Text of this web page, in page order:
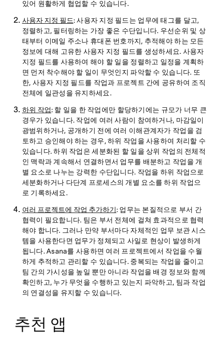
있어 원활하게 협업할 수 있습니다.
사용자 지정 필드: 사용자 지정 필드는 업무에 태그를 달고,
정렬하고, 필터링하는 가장 좋은 수단입니다. 우선순위 및 상
태부터 이메일 주소나 휴대폰 번호까지, 추적해야 하는 모든
정보에 대해 고유한 사용자 지정 필드를 생성하세요. 사용자
지정 필드를 사용하여 해야 할 일을 정렬하고 일정을 계획하
면 먼저 착수해야 할 일이 무엇인지 파악할 수 있습니다. 또
한, 사용자 지정 필드를 작업과 프로젝트 간에 공유하여 조직
전체에 일관성을 유지하세요.
하위 작업: 할 일을 한 작업에만 할당하기에는 규모가 너무 큰
경우가 있습니다. 작업에 여러 사람이 참여하거나, 마감일이
광범위하거나, 공개하기 전에 여러 이해관계자가 작업을 검
토하고 승인해야 하는 경우, 하위 작업을 사용하여 처리할 수
있습니다. 하위 작업은 세분화된 할 일을 상위 작업의 전체적
인 맥락과 계속해서 연결하면서 업무를 배분하고 작업을 개
별 요소로 나누는 강력한 수단입니다. 작업을 하위 작업으로
세분화하거나 다단계 프로세스의 개별 요소를 하위 작업으
로 기록하세요.
여러 프로젝트에 작업 추가하기: 업무는 본질적으로 부서 간
협력이 필요합니다. 팀은 부서 전체에 걸쳐 효과적으로 협력
해야 합니다. 그러나 만약 부서마다 자체적인 업무 보관 시스
템을 사용한다면 업무가 정체되고 사일로 현상이 발생하게
됩니다. Asana를 사용하면 여러 프로젝트에서 작업을 수월
하게 추적하고 관리할 수 있습니다. 중복되는 작업을 줄이고
팀 간의 가시성을 높일 뿐만 아니라 작업을 배경 정보와 함께
확인하고, 누가 무엇을 수행하고 있는지 파악하고, 팀과 작업
의 연결성을 유지할 수 있습니다.
추천 앱